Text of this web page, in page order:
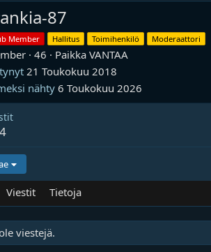
87
Member Hallitus Toimihenkilö Moderaattori
· 46 · Paikka VANTAA
21 Toukokuu 2018
nähty6 Toukokuu 2026
Viestit Tietoja
viestejä.